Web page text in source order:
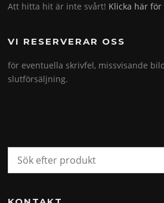
Att hitta hit är inte svårt! Klicka här
VI RESERVERAR OSS
för eventuella skrivfel, missvisande
slutförsäljning.